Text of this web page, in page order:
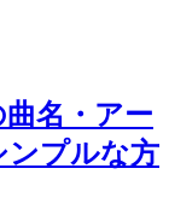
曲名・アー
ンプルな方